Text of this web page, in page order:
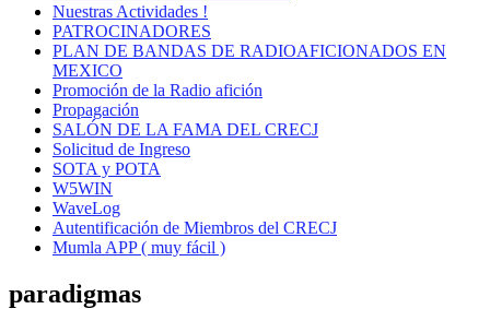
Nuestras Actividades !
PATROCINADORES
PLAN DE BANDAS DE RADIOAFICIONADOS EN
MEXICO
Promoción de la Radio afición
Propagación
SALÓN DE LA FAMA DEL CRECJ
Solicitud de Ingreso
SOTA y POTA
W5WIN
WaveLog
Autentificación de Miembros del CRECJ
Mumla APP ( muy fácil )
paradigmas